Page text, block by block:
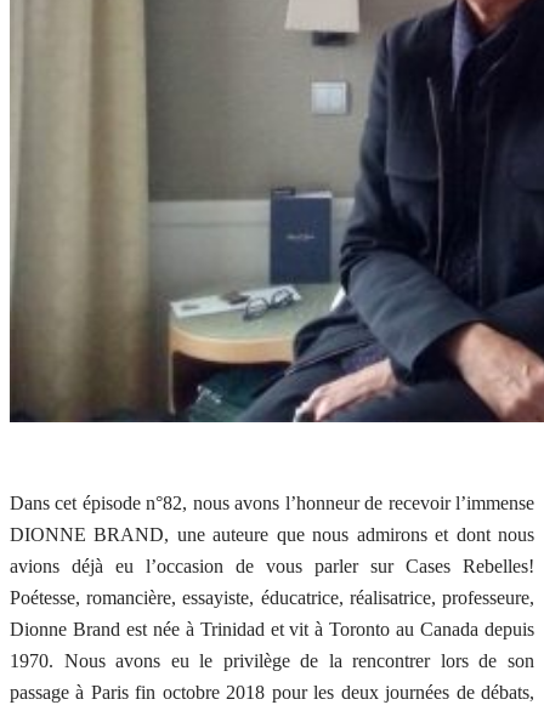
Dans cet épisode n°82, nous avons l’honneur de recevoir l’immense
DIONNE BRAND, une auteure que nous admirons et dont nous
avions déjà eu l’occasion de vous parler sur Cases Rebelles!
Poétesse, romancière, essayiste, éducatrice, réalisatrice, professeure,
Dionne Brand est née à Trinidad et vit à Toronto au Canada depuis
1970. Nous avons eu le privilège de la rencontrer lors de son
passage à Paris fin octobre 2018 pour les deux journées de débats,